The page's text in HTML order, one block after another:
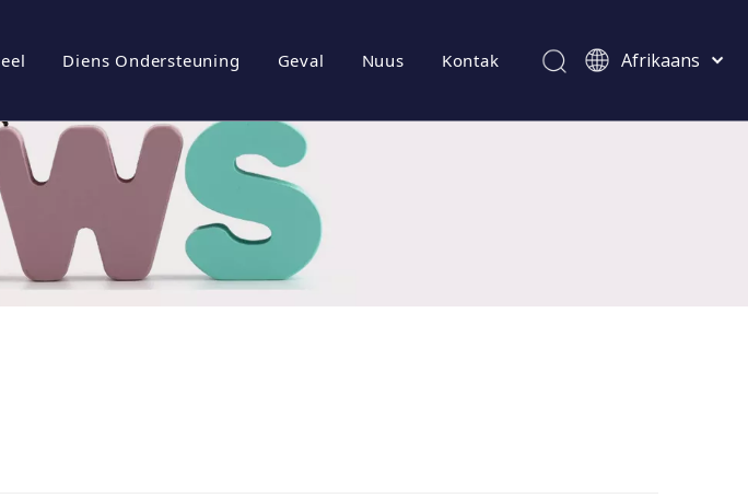
Diens Ondersteuning
Aflaai
Gereelde vrae
Video's
Geval Nuus Kontak
Afrikaans
ไทย